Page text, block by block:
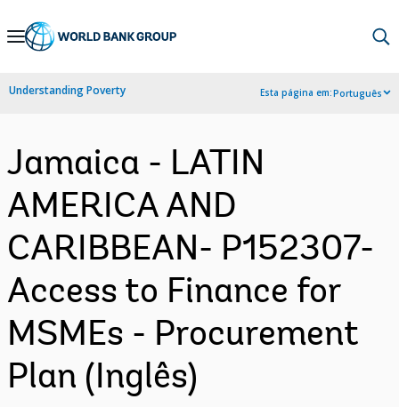
Skip
Navigation
Understanding Poverty Esta página em:Português
Jamaica - LATIN
AMERICA AND
CARIBBEAN- P152307-
Access to Finance for
MSMEs - Procurement
Plan (Inglês)